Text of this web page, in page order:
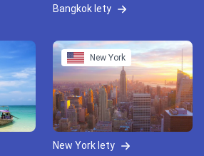
Bangkok lety
New York
New York lety